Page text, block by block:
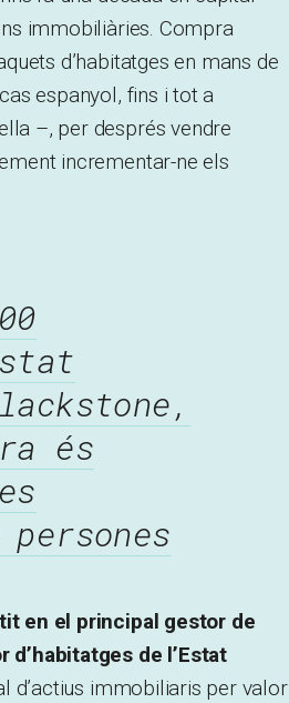
immobiliàries. Compra
d’habitatges en mans de
espanyol, fins i tot a
–, per després vendre
incrementar-ne els
és
en el principal gestor de
de l’Estat
d’actius immobiliaris per valor